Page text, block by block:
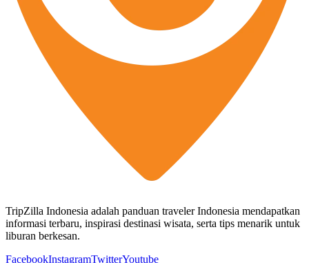
TripZilla Indonesia adalah panduan traveler Indonesia mendapatkan
informasi terbaru, inspirasi destinasi wisata, serta tips menarik untuk
liburan berkesan.
FacebookInstagramTwitterYoutube